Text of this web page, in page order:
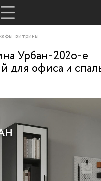
витрины
Урбан-202o-e
для офиса и